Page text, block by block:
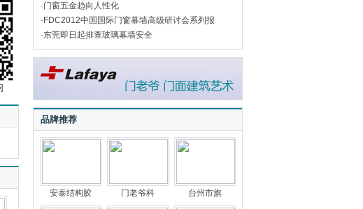
·门窗五金趋向人性化
· FDC2012中国国际门窗幕墙高级研讨会系列报
·东莞即日起排查玻璃幕墙安全
品牌推荐
安泰结构胶 门老爷科 台州市旗